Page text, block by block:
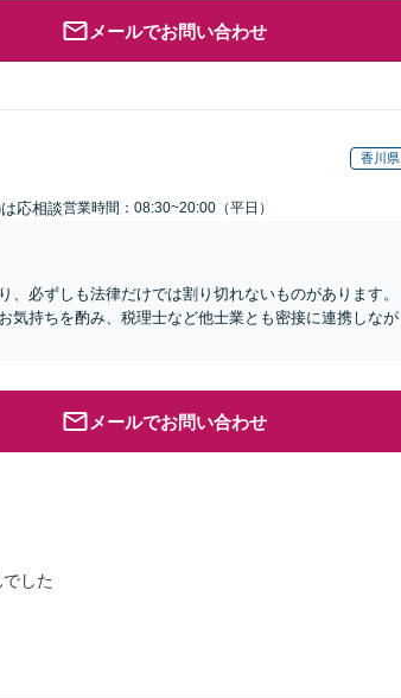
メールでお問い合わせ
香川県
応相談営業時間：08:30~20:00（平日）
、必ずしも法律だけでは割り切れないものがあります。
気持ちを酌み、税理士など他士業とも密接に連携しなが
メールでお問い合わせ
した